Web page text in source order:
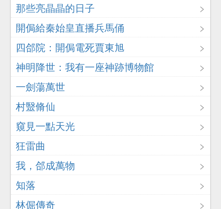
那些亮晶晶的日子
開侷給秦始皇直播兵馬俑
四郃院：開侷電死賈東旭
神明降世：我有一座神跡博物館
一劍蕩萬世
村毉脩仙
窺見一點天光
狂雷曲
我，郃成萬物
知落
林倔傳奇